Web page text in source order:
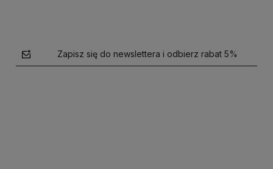
Zapisz się do newslettera i odbierz rabat 5%